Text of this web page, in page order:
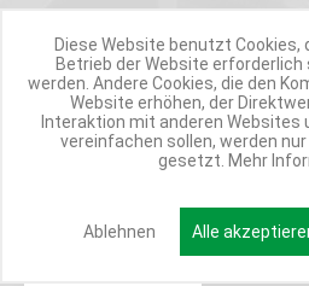
Werde Teil der Miweba
Verpasse nie wieder exklusive
Diese Website benutzt
Betrieb der Website
werden. Andere Cookies, die den
Website erhöhen, der
Interaktion mit anderen Websites
vereinfachen sollen, werden
gesetzt. Mehr
Ablehnen Alle